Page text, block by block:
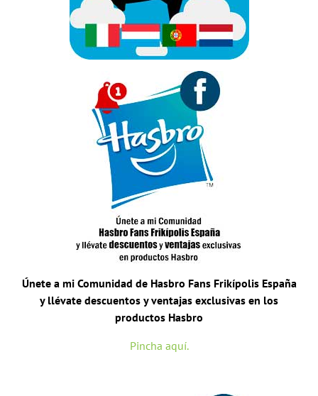
Únete a mi Comunidad de Hasbro Fans Frikípolis España
y llévate descuentos y ventajas exclusivas en los
productos Hasbro
Pincha aquí.